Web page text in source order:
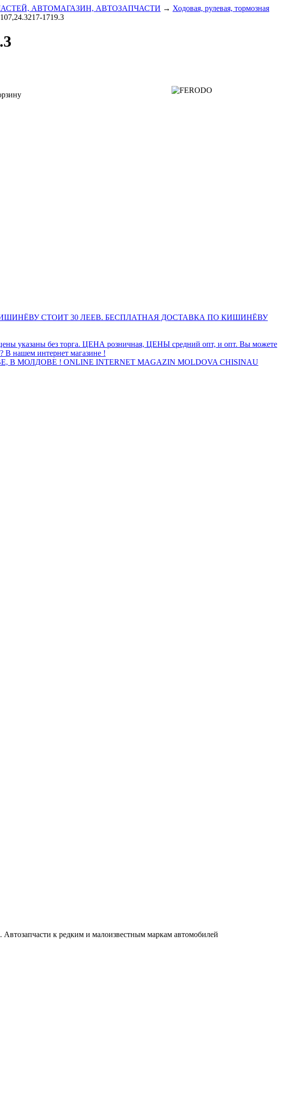
АВТОМАГАЗИН, АВТОЗАПЧАСТИ → Ходовая, рулевая, тормозная
1719.3
СТОИТ 30 ЛЕЕВ. БЕСПЛАТНАЯ ДОСТАВКА ПО КИШИНЁВУ
указаны без торга. ЦЕНА розничная, ЦЕНЫ средний опт, и опт. Вы можете
В нашем интернет магазине !
! ONLINE INTERNET MAGAZIN MOLDOVA CHISINAU
к редким и малоизвестным маркам автомобилей